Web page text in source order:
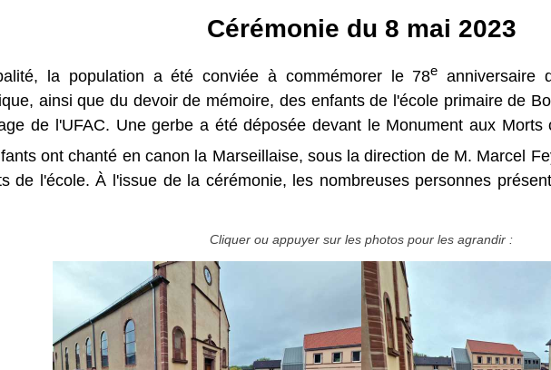
Cérémonie du 8 mai 2023
la population a été conviée à commémorer le 78e anniversaire
ainsi que du devoir de mémoire, des enfants de l'école primaire de
de l'UFAC. Une gerbe a été déposée devant le Monument aux
ont chanté en canon la Marseillaise, sous la direction de M. Marcel
de l'école. À l'issue de la cérémonie, les nombreuses personnes
Cliquer ou appuyer sur les photos pour les agrandir :